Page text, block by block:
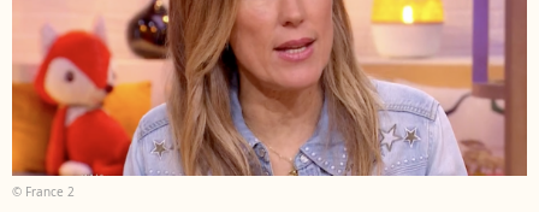
© France 2